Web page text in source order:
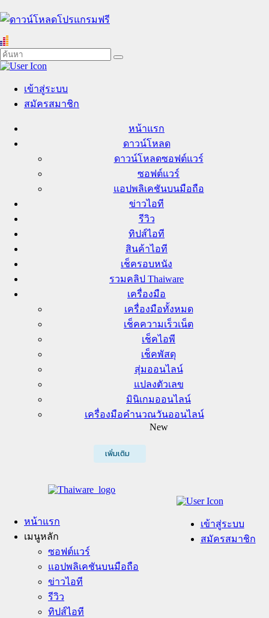
เข้าสู่ระบบ
สมัครสมาชิก
หน้าแรก
ดาวน์โหลด
ดาวน์โหลดซอฟต์แวร์
ซอฟต์แวร์
แอปพลิเคชันบนมือถือ
ข่าวไอที
รีวิว
ทิปส์ไอที
สินค้าไอที
เช็ครอบหนัง
รวมคลิป Thaiware
เครื่องมือ
เครื่องมือทั้งหมด
เช็คความเร็วเน็ต
เช็คไอพี
เช็คพัสดุ
สุ่มออนไลน์
แปลงตัวเลข
มินิเกมออนไลน์
เครื่องมือคำนวณวันออนไลน์
New
เพิ่มเติม
เข้าสู่ระบบ
สมัครสมาชิก
หน้าแรก
เมนูหลัก
ซอฟต์แวร์
แอปพลิเคชันบนมือถือ
ข่าวไอที
รีวิว
ทิปส์ไอที